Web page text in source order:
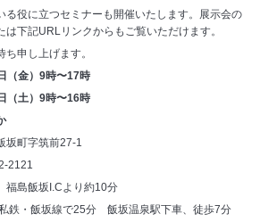
る役に立つセミナーも開催いたします。展示会の
下記URLリンクからもご覧いただけます。
申し上げます。
金）9時〜17時
）9時〜16時
字筑前27-1
坂I.Cより約10分
坂線で25分 飯坂温泉駅下車、徒歩7分